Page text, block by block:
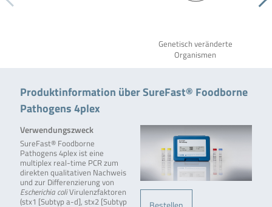
Genetisch veränderte
Organismen
Produktinformation über SureFast® Foodborne
Pathogens 4plex
Verwendungszweck
SureFast® Foodborne
Pathogens 4plex ist eine
multiplex real-time PCR zum
direkten qualitativen Nachweis
und zur Differenzierung von
Escherichia coliVirulenzfaktoren
(stx1 [Subtyp a-d], stx2 [Subtyp